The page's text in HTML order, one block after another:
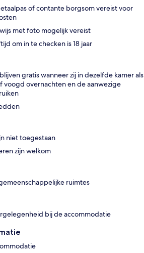
of contante borgsom vereist voor
met foto mogelijk vereist
om in te checken is 18 jaar
gratis wanneer zij in dezelfde kamer als
voogd overnachten en de aanwezige
niet toegestaan
zijn welkom
ruimtes
bij de accommodatie